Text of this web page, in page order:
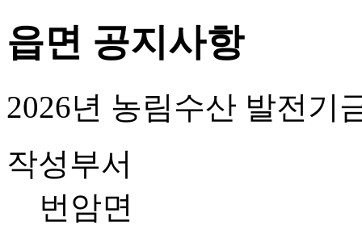
읍면 공지사항
2026년 농림수산 발전기
작성부서
번암면